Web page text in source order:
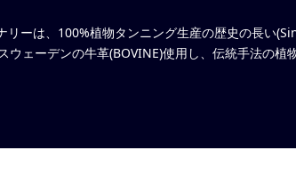
リーは、100%植物タンニング生産の歴史の長い
ウェーデンの牛革(BOVINE)使用し、伝統手法の植